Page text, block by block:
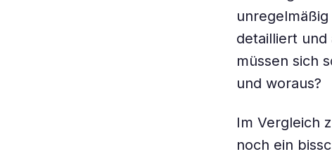
detailliert
müssen sich
und woraus?
Im Vergleich
noch ein